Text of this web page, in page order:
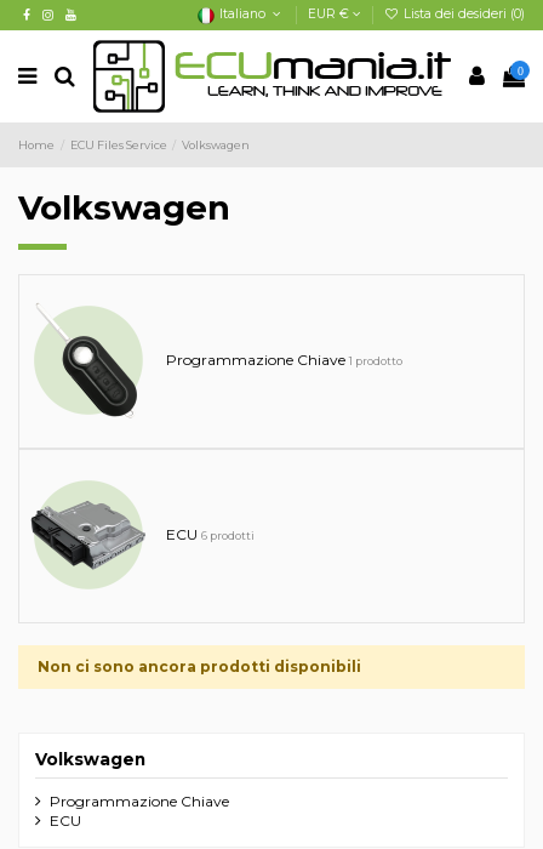
Italiano EUR € Lista dei desideri (0)
0
Home ECU Files Service Volkswagen
Volkswagen
Programmazione Chiave1 prodotto
ECU 6 prodotti
Non ci sono ancora prodotti disponibili
Volkswagen
Programmazione Chiave
ECU